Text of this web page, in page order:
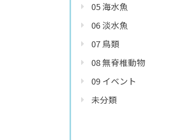
05 海水魚
06 淡水魚
07 鳥類
08 無脊椎動物
09 イベント
未分類